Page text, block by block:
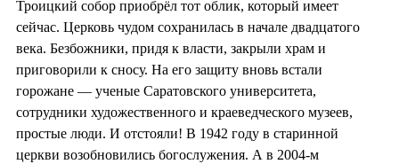
Троицкий собор приобрёл тот облик, который имеет
сейчас. Церковь чудом сохранилась в начале двадцатого
века. Безбожники, придя к власти, закрыли храм и
приговорили к сносу. На его защиту вновь встали
горожане — ученые Саратовского университета,
сотрудники художественного и краеведческого музеев,
простые люди. И отстояли! В 1942 году в старинной
церкви возобновились богослужения. А в 2004-м